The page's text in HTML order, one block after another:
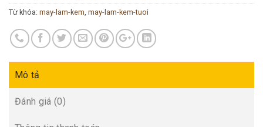
Từ khóa: may-lam-kem, may-lam-kem-tuoi
Mô tả
Đánh giá (0)